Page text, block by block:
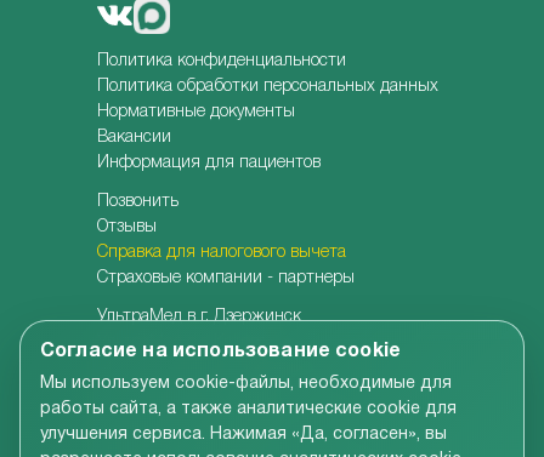
Согласие на использование cookie
Мы используем cookie-файлы, необходимые для
работы сайта, а также аналитические cookie для
улучшения сервиса. Нажимая «Да, согласен», вы
Политика конфиденциальности
Политика обработки персональных данных
Нормативные документы
Вакансии
Информация для пациентов
Позвонить
Отзывы
Справка для налогового вычета
Страховые компании - партнеры
УльтраМед в г. Дзержинск
УльтраМед в г. Кстово
Центр медицины плода
Центр врачебной косметологии
Семейная стоматология